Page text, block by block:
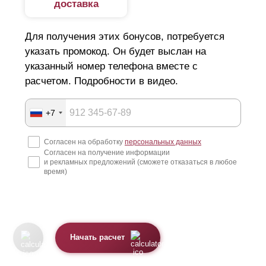
доставка
Для получения этих бонусов, потребуется
указать промокод. Он будет выслан на
указанный номер телефона вместе с
расчетом. Подробности в видео.
+7
Согласен на обработку персональных данных
Согласен на получение информации
и рекламных предложений (сможете отказаться в любое
время)
Начать расчет